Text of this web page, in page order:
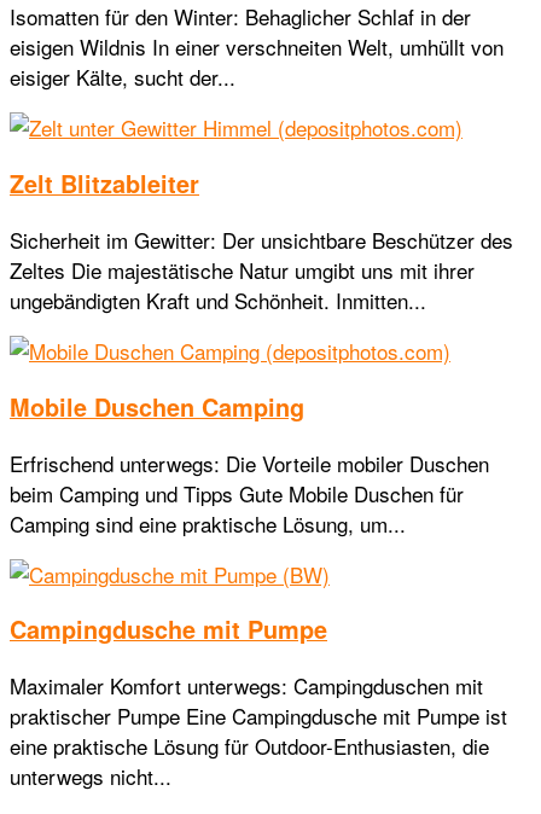
Isomatten für den Winter: Behaglicher Schlaf in der
eisigen Wildnis In einer verschneiten Welt, umhüllt von
eisiger Kälte, sucht der...
Zelt Blitzableiter
Sicherheit im Gewitter: Der unsichtbare Beschützer des
Zeltes Die majestätische Natur umgibt uns mit ihrer
ungebändigten Kraft und Schönheit. Inmitten...
Mobile Duschen Camping
Erfrischend unterwegs: Die Vorteile mobiler Duschen
beim Camping und Tipps Gute Mobile Duschen für
Camping sind eine praktische Lösung, um...
Campingdusche mit Pumpe
Maximaler Komfort unterwegs: Campingduschen mit
praktischer Pumpe Eine Campingdusche mit Pumpe ist
eine praktische Lösung für Outdoor-Enthusiasten, die
unterwegs nicht...